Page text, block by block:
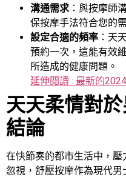
溝通需求 ：與按摩師
保按摩手法符合您的
設定合適的頻率 ：天
預約一次，這能有效
所造成的健康問題。
延伸閱讀 : 最新的
天天柔情對
結論
在快節奏的都市生活中，
忽視，舒壓按摩作為現代